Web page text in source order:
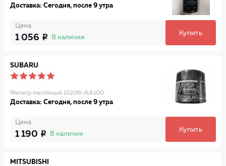
Доставка: Сегодня, после 9 утра
Цена
1 056 В наличии
Купить
SUBARU
Фильтр масляный 15208-AA100
Доставка: Сегодня, после 9 утра
Цена
1 190 В наличии
Купить
MITSUBISHI